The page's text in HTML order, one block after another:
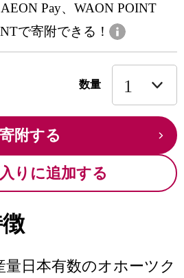
Pay、WAON POINT
で寄附できる！
数量
寄附する
りに追加する
日本有数のオホーツク